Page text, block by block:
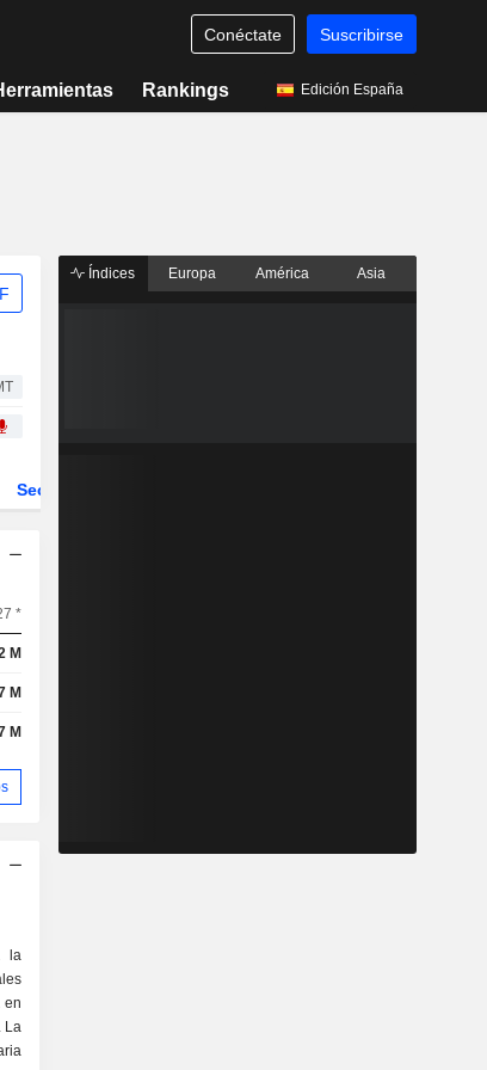
Conéctate Suscribirse
Rankings Edición España
Sector
*
M
M
M
la
en
La
Índices Europa América Asia